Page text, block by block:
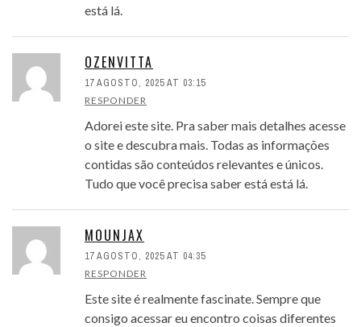
está lá.
OZENVITTA
17 AGOSTO, 2025 AT 03:15
RESPONDER
Adorei este site. Pra saber mais detalhes acesse
o site e descubra mais. Todas as informações
contidas são conteúdos relevantes e únicos.
Tudo que você precisa saber está está lá.
MOUNJAX
17 AGOSTO, 2025 AT 04:35
RESPONDER
Este site é realmente fascinate. Sempre que
consigo acessar eu encontro coisas diferentes